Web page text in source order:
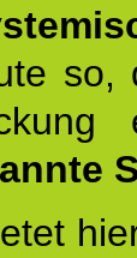
so,